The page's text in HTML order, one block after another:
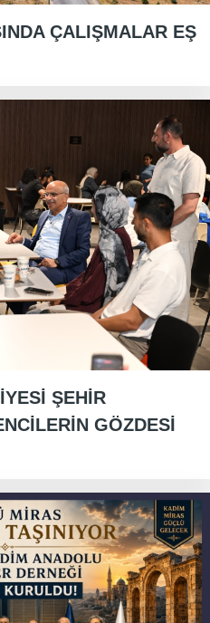
ÇALIŞMALAR EŞ
ŞEHİR
GÖZDESİ